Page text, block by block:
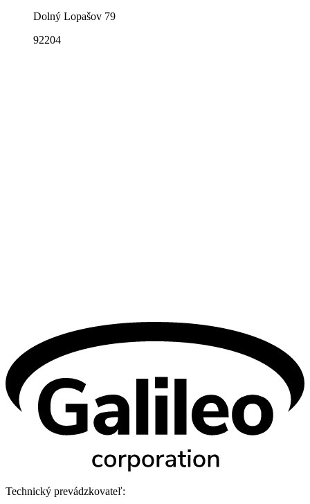
Dolný Lopašov 79
92204
Technický prevádzkovateľ: